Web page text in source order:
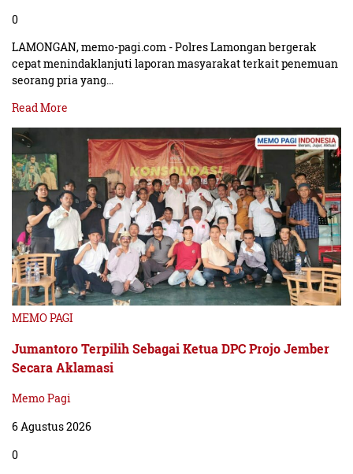
0
LAMONGAN, memo-pagi.com - Polres Lamongan bergerak
cepat menindaklanjuti laporan masyarakat terkait penemuan
seorang pria yang…
Read More
MEMO PAGI
Jumantoro Terpilih Sebagai Ketua DPC Projo Jember
Secara Aklamasi
Memo Pagi
6 Agustus 2026
0